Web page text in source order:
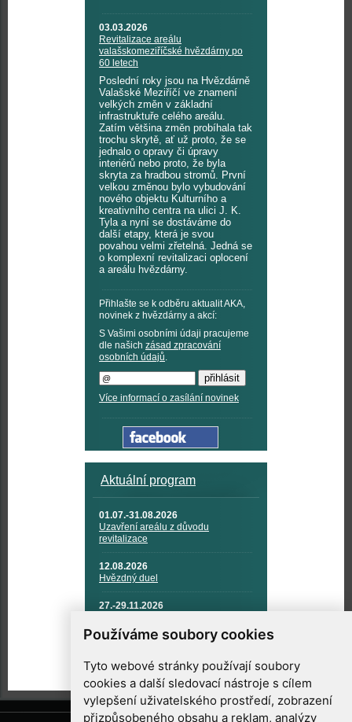
Používáme soubory cookies
Tyto webové stránky používají soubory
cookies a další sledovací nástroje s cílem
vylepšení uživatelského prostředí, zobrazení
přizpůsobeného obsahu a reklam, analýzy
03.03.2026
Revitalizace areálu
valašskomeziříčské hvězdárny po
60 letech
Poslední roky jsou na Hvězdárně
Valašské Meziříčí ve znamení
velkých změn v základní
infrastruktuře celého areálu.
Zatím většina změn probíhala tak
trochu skrytě, ať už proto, že se
jednalo o opravy či úpravy
interiérů nebo proto, že byla
skryta za hradbou stromů. První
velkou změnou bylo vybudování
nového objektu Kulturního a
kreativního centra na ulici J. K.
Tyla a nyní se dostáváme do
další etapy, která je svou
povahou velmi zřetelná. Jedná se
o komplexní revitalizaci oplocení
a areálu hvězdárny.
Přihlašte se k odběru aktualit AKA,
novinek z hvězdárny a akcí:
S Vašimi osobními údaji pracujeme
dle našich zásad zpracování
osobních údajů.
Více informací o zasílání novinek
Aktuální program
01.07.-31.08.2026
Uzavření areálu z důvodu
revitalizace
12.08.2026
Hvězdný duel
27.-29.11.2026
TECHNIKA A KOSMICKÉ
TECHNOLOGIE